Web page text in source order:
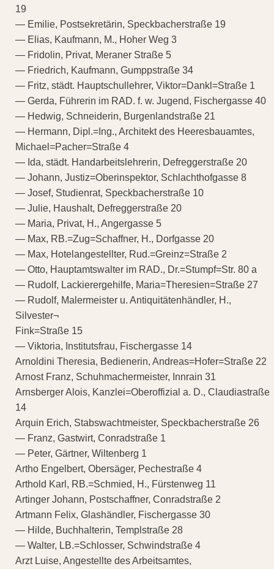
19
— Emilie, Postsekretärin, Speckbacherstraße 19
— Elias, Kaufmann, M., Hoher Weg 3
— Fridolin, Privat, Meraner Straße 5
— Friedrich, Kaufmann, Gumppstraße 34
— Fritz, städt. Hauptschullehrer, Viktor=Dankl=Straße 1
— Gerda, Führerin im RAD. f. w. Jugend, Fischergasse 40
— Hedwig, Schneiderin, Burgenlandstraße 21
— Hermann, Dipl.=Ing., Architekt des Heeresbauamtes,
Michael=Pacher=Straße 4
— Ida, städt. Handarbeitslehrerin, Defreggerstraße 20
— Johann, Justiz=Oberinspektor, Schlachthofgasse 8
— Josef, Studienrat, Speckbacherstraße 10
— Julie, Haushalt, Defreggerstraße 20
— Maria, Privat, H., Angergasse 5
— Max, RB.=Zug=Schaffner, H., Dorfgasse 20
— Max, Hotelangestellter, Rud.=Greinz=Straße 2
— Otto, Hauptamtswalter im RAD., Dr.=Stumpf=Str. 80 a
— Rudolf, Lackierergehilfe, Maria=Theresien=Straße 27
— Rudolf, Malermeister u. Antiquitätenhändler, H.,
Silvester¬
Fink=Straße 15
— Viktoria, Institutsfrau, Fischergasse 14
Arnoldini Theresia, Bedienerin, Andreas=Hofer=Straße 22
Arnost Franz, Schuhmachermeister, Innrain 31
Arnsberger Alois, Kanzlei=Oberoffizial a. D., Claudiastraße
14
Arquin Erich, Stabswachtmeister, Speckbacherstraße 26
— Franz, Gastwirt, Conradstraße 1
— Peter, Gärtner, Wiltenberg 1
Artho Engelbert, Obersäger, Pechestraße 4
Arthold Karl, RB.=Schmied, H., Fürstenweg 11
Artinger Johann, Postschaffner, Conradstraße 2
Artmann Felix, Glashändler, Fischergasse 30
— Hilde, Buchhalterin, Templstraße 28
— Walter, LB.=Schlosser, Schwindstraße 4
Arzt Luise, Angestellte des Arbeitsamtes,